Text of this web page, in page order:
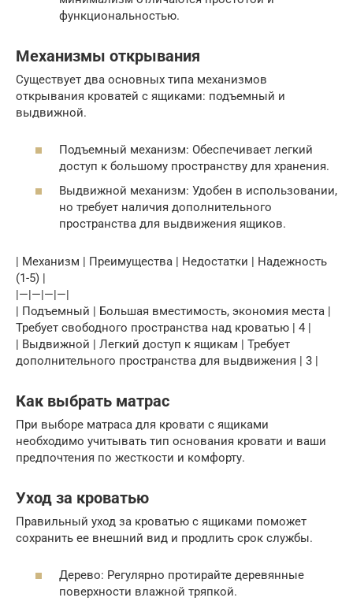
функциональностью.
Механизмы открывания
Существует два основных типа механизмов
открывания кроватей с ящиками: подъемный и
выдвижной.
Подъемный механизм: Обеспечивает легкий
доступ к большому пространству для хранения.
Выдвижной механизм: Удобен в использовании,
но требует наличия дополнительного
пространства для выдвижения ящиков.
| Механизм | Преимущества | Недостатки | Надежность
(1-5) |
|—|—|—|—|
| Подъемный | Большая вместимость, экономия места |
Требует свободного пространства над кроватью | 4 |
| Выдвижной | Легкий доступ к ящикам | Требует
дополнительного пространства для выдвижения | 3 |
Как выбрать матрас
При выборе матраса для кровати с ящиками
необходимо учитывать тип основания кровати и ваши
предпочтения по жесткости и комфорту.
Уход за кроватью
Правильный уход за кроватью с ящиками поможет
сохранить ее внешний вид и продлить срок службы.
Дерево: Регулярно протирайте деревянные
поверхности влажной тряпкой.